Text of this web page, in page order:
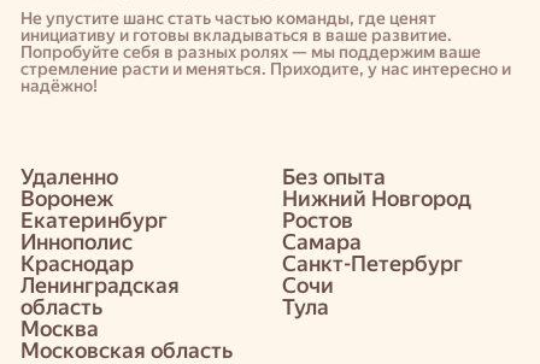
Не упустите шанс стать частью команды, где ценят
инициативу и готовы вкладываться в ваше развитие.
Попробуйте себя в разных ролях — мы поддержим ваше
стремление расти и меняться. Приходите, у нас интересно и
надёжно!
Удаленно
Без опыта
Воронеж
Екатеринбург
Иннополис
Краснодар
Ленинградская
область
Москва
Московская область
Нижний Новгород
Ростов
Самара
Санкт-Петербург
Сочи
Тула